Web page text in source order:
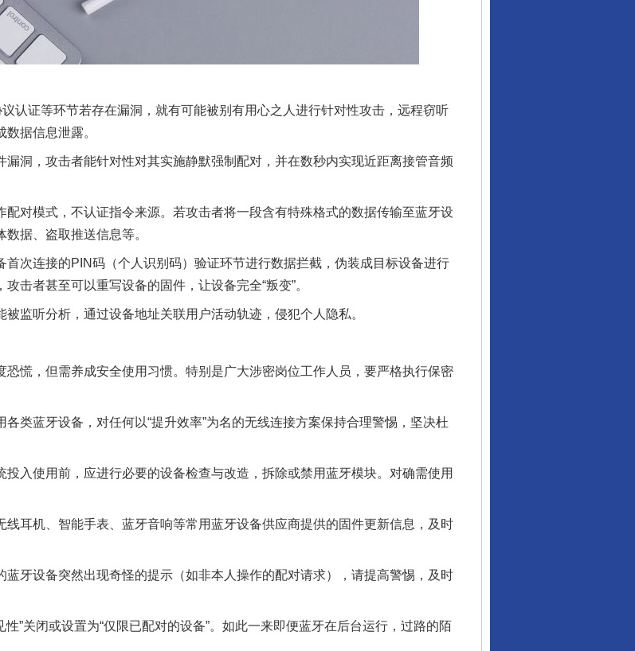
证等环节若存在漏洞，就有可能被别有用心之人进行针对性攻击，远程窃听
据信息泄露。
，攻击者能针对性对其实施静默强制配对，并在数秒内实现近距离接管音频
模式，不认证指令来源。若攻击者将一段含有特殊格式的数据传输至蓝牙设
据、盗取推送信息等。
连接的PIN码（个人识别码）验证环节进行数据拦截，伪装成目标设备进行
击者甚至可以重写设备的固件，让设备完全“叛变”。
听分析，通过设备地址关联用户活动轨迹，侵犯个人隐私。
，但需养成安全使用习惯。特别是广大涉密岗位工作人员，要严格执行保密
蓝牙设备，对任何以“提升效率”为名的无线连接方案保持合理警惕，坚决杜
使用前，应进行必要的设备检查与改造，拆除或禁用蓝牙模块。对确需使用
机、智能手表、蓝牙音响等常用蓝牙设备供应商提供的固件更新信息，及时
设备突然出现奇怪的提示（如非本人操作的配对请求），请提高警惕，及时
关闭或设置为“仅限已配对的设备”。如此一来即便蓝牙在后台运行，过路的陌